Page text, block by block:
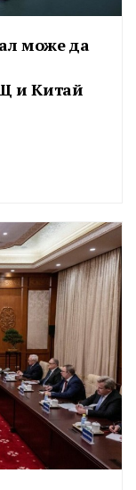
може да
и Китай